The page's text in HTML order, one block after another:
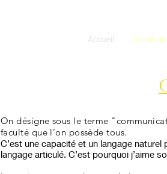
Accueil
On désigne sous le terme
faculté que l’on possède tous.
C’est une capacité et un langage
langage articulé. C’est pourquoi j’aime